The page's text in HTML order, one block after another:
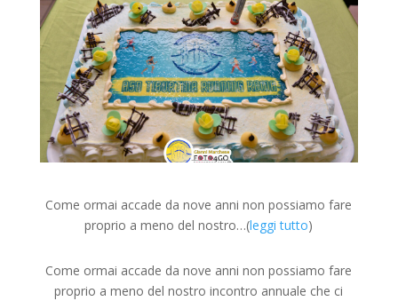
Come ormai accade da nove anni non possiamo fare
proprio a meno del nostro…(leggi tutto)
Come ormai accade da nove anni non possiamo fare
proprio a meno del nostro incontro annuale che ci